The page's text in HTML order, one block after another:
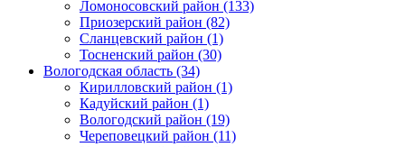
Ломоносовский район (133)
Приозерский район (82)
Сланцевский район (1)
Тосненский район (30)
Вологодская область (34)
Кирилловский район (1)
Кадуйский район (1)
Вологодский район (19)
Череповецкий район (11)